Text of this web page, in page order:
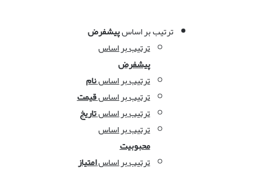
ترتیب بر اساسپیشفرض
ترتیب بر اساس
پیشفرض
ترتیب بر اساسنام
ترتیب بر اساسقیمت
ترتیب بر اساستاریخ
ترتیب بر اساس
محبوبیت
ترتیب بر اساسامتیاز